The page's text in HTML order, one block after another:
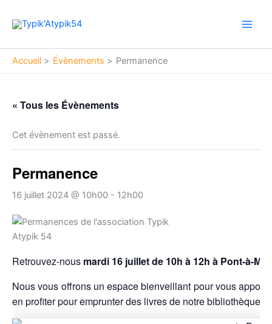
Accueil Évènements Permanence
« Tous les Évènements
Cet évènement est passé.
Permanence
16 juillet 2024 @ 10h00 - 12h00
Retrouvez-nous mardi 16 juillet de 10h à 12h à Pont-à-
Nous vous offrons un espace bienveillant pour vous
en profiter pour emprunter des livres de notre bibliothèque